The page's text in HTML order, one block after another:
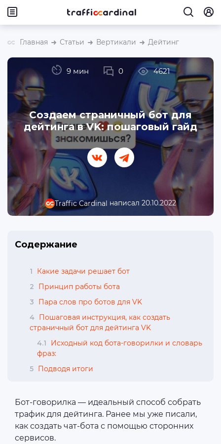
Главная Статьи Вертикали Дейтинг
Traffic Cardinal написал 20.10.2022
Создаем страничный бот для
дейтинга в VK: пошаговый гайд
9 мин 0 4621
Содержание
1
Какие задачи решает бот
2
Принцип работы бота
3
Пара слов про ботов для VK
4 Пошаговая инструкция, как создать
страничный бот для дейтинга VK
4.1
Исходный код бота-говорилки и словарь
фраз:
5 Подводя итоги
Бот-говорилка — идеальный способ собрать
трафик для дейтинга. Ранее мы уже писали,
как создать чат-бота с помощью сторонних
сервисов.